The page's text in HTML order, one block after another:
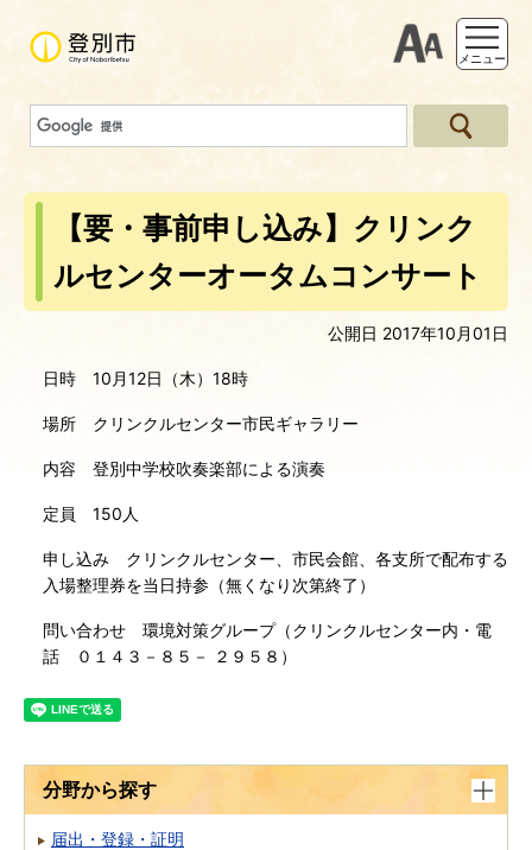
支援ツー
メニュー
【要・事前申し込み】クリンク
ルセンターオータムコンサート
公開日 2017年10月01日
日時 10月12日（木）18時
場所 クリンクルセンター市民ギャラリー
内容 登別中学校吹奏楽部による演奏
定員 150人
申し込み クリンクルセンター、市民会館、各支所で配布する
入場整理券を当日持参（無くなり次第終了）
問い合わせ 環境対策グループ（クリンクルセンター内・電
話 ０１４３－８５－ ２９５８）
分野から探す
届出・登録・証明